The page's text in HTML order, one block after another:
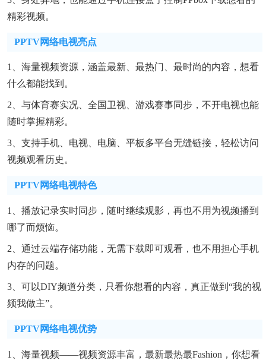
精彩视频。
PPTV网络电视亮点
1、海量视频资源，涵盖最新、最热门、最时尚的内容，想看
什么都能找到。
2、与体育赛实况、全国卫视、游戏赛事同步，不开电视也能
随时掌握精彩。
3、支持手机、电视、电脑、平板多平台无缝链接，轻松访问
视频观看历史。
PPTV网络电视特色
1、播放记录实时同步，随时继续观影，再也不用为视频播到
哪了而烦恼。
2、通过云端存储功能，无需下载即可观看，也不用担心手机
内存的问题。
3、可以DIY频道分类，只看你想看的内容，真正做到“我的视
频我做主”。
PPTV网络电视优势
1、海量视频——视频资源丰富，最新最热最fashion，你想看